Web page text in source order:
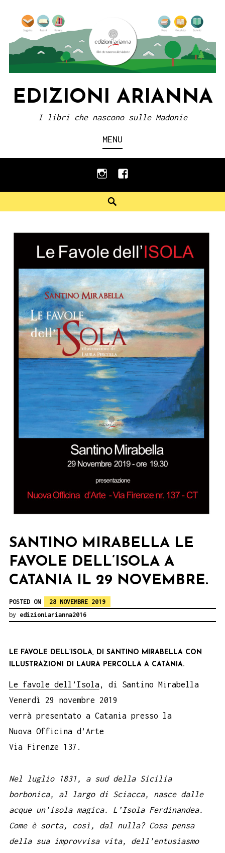
content
EDIZIONI ARIANNA
I libri che nascono sulle Madonie
MENU
instagramfacebook
SANTINO MIRABELLA LE
FAVOLE DELL’ISOLA A
CATANIA IL 29 NOVEMBRE.
POSTED ON
28 NOVEMBRE 2019
by edizioniarianna2016
LE FAVOLE DELL’ISOLA, DI SANTINO MIRABELLA CON
ILLUSTRAZIONI DI LAURA PERCOLLA A CATANIA.
Le favole dell’Isola, di Santino Mirabella
Venerdì 29 novembre 2019
verrà presentato a Catania presso la
Nuova Officina d’Arte
Via Firenze 137.
Nel luglio 1831, a sud della Sicilia
borbonica, al largo di Sciacca, nasce dalle
acque un’isola magica. L’Isola Ferdinandea.
Come è sorta, così, dal nulla? Cosa pensa
della sua improvvisa vita, dell’entusiasmo